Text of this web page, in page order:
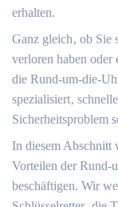
erhalten.​
Ganz gleich‚ ob Sie
verloren haben oder
die Rund-um-die-
spezialisiert‚
Sicherheitsproblem
In diesem Abschnitt
Vorteilen der Rund-
beschäftigen.​ Wir